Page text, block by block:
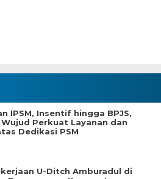
IPSM, Insentif hingga BPJS,
Perkuat Layanan dan
Dedikasi PSM
U-Ditch Amburadul di